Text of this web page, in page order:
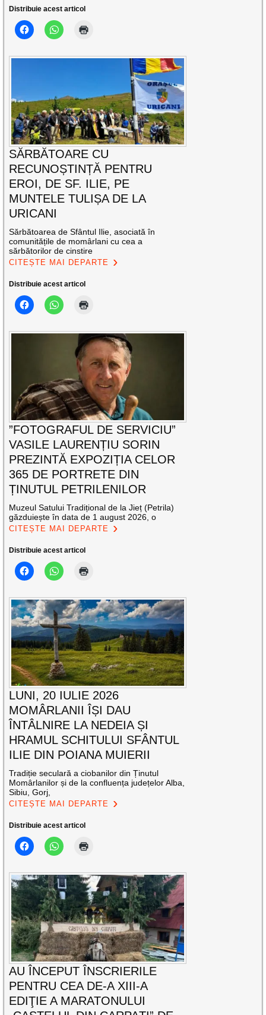
Distribuie acest articol
SĂRBĂTOARE CU
RECUNOȘTINȚĂ PENTRU
EROI, DE SF. ILIE, PE
MUNTELE TULIȘA DE LA
URICANI
Sărbătoarea de Sfântul Ilie, asociată în
comunitățile de momârlani cu cea a
sărbătorilor de cinstire
CITEȘTE MAI DEPARTE
Distribuie acest articol
”FOTOGRAFUL DE SERVICIU”
VASILE LAURENȚIU SORIN
PREZINTĂ EXPOZIȚIA CELOR
365 DE PORTRETE DIN
ȚINUTUL PETRILENILOR
Muzeul Satului Tradițional de la Jieț (Petrila)
găzduiește în data de 1 august 2026, o
CITEȘTE MAI DEPARTE
Distribuie acest articol
LUNI, 20 IULIE 2026
MOMÂRLANII ÎȘI DAU
ÎNTÂLNIRE LA NEDEIA ȘI
HRAMUL SCHITULUI SFÂNTUL
ILIE DIN POIANA MUIERII
Tradiție seculară a ciobanilor din Ținutul
Momârlanilor și de la confluența județelor Alba,
Sibiu, Gorj,
CITEȘTE MAI DEPARTE
Distribuie acest articol
AU ÎNCEPUT ÎNSCRIERILE
PENTRU CEA DE-A XIII-A
EDIŢIE A MARATONULUI